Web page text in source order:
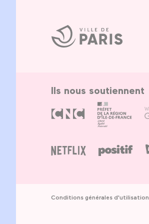
Ville
de
Paris
Ils nous soutiennent
Conditions générales d'utilisation